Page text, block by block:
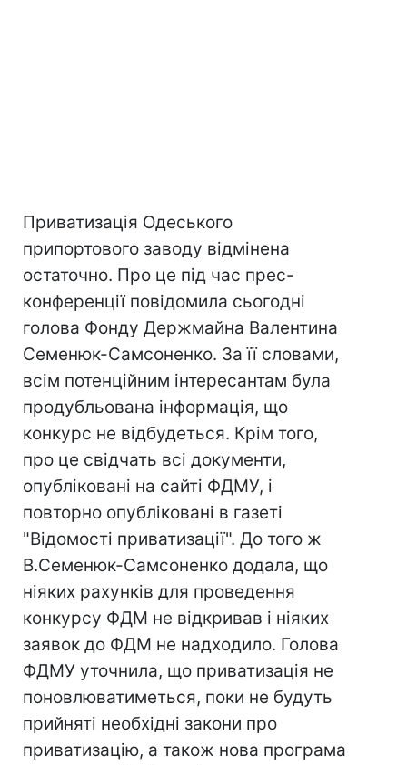
Приватизація Одеського
припортового заводу відмінена
остаточно. Про це під час прес-
конференції повідомила сьогодні
голова Фонду Держмайна Валентина
Семенюк-Самсоненко. За її словами,
всім потенційним інтересантам була
продубльована інформація, що
конкурс не відбудеться. Крім того,
про це свідчать всі документи,
опубліковані на сайті ФДМУ, і
повторно опубліковані в газеті
"Відомості приватизації". До того ж
В.Семенюк-Самсоненко додала, що
ніяких рахунків для проведення
конкурсу ФДМ не відкривав і ніяких
заявок до ФДМ не надходило. Голова
ФДМУ уточнила, що приватизація не
поновлюватиметься, поки не будуть
прийняті необхідні закони про
приватизацію, а також нова програма